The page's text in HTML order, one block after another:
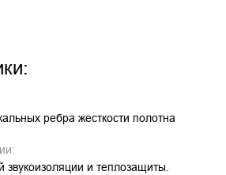
ребра жесткости полотна
звукоизоляции и теплозащиты.